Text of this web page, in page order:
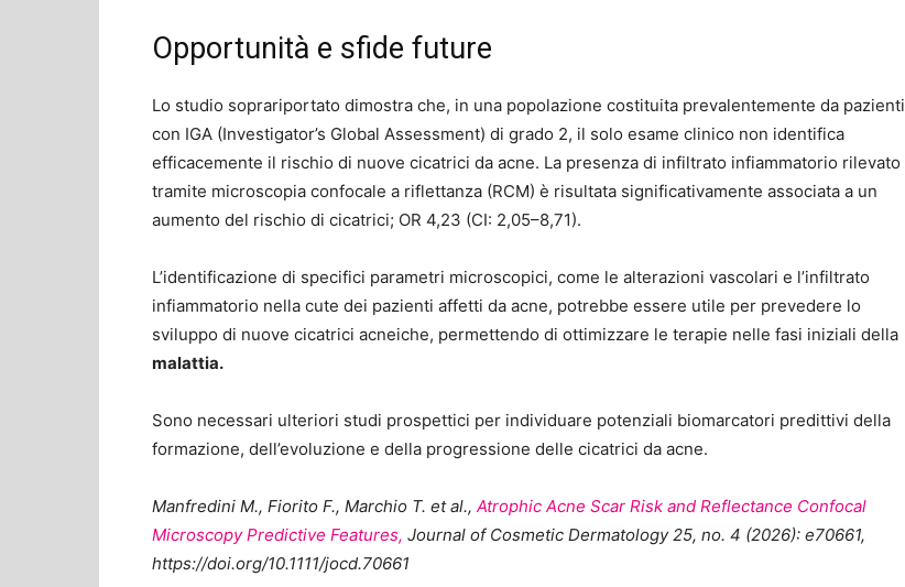
Opportunità e sfide future
Lo studio soprariportato dimostra che, in una popolazione costituita prevalentemente da pazienti
con IGA (Investigator’s Global Assessment) di grado 2, il solo esame clinico non identifica
efficacemente il rischio di nuove cicatrici da acne. La presenza di infiltrato infiammatorio rilevato
tramite microscopia confocale a riflettanza (RCM) è risultata significativamente associata a un
aumento del rischio di cicatrici; OR 4,23 (CI: 2,05–8,71).
L’identificazione di specifici parametri microscopici, come le alterazioni vascolari e l’infiltrato
infiammatorio nella cute dei pazienti affetti da acne, potrebbe essere utile per prevedere lo
sviluppo di nuove cicatrici acneiche, permettendo di ottimizzare le terapie nelle fasi iniziali della
malattia.
Sono necessari ulteriori studi prospettici per individuare potenziali biomarcatori predittivi della
formazione, dell’evoluzione e della progressione delle cicatrici da acne.
Manfredini M., Fiorito F., Marchio T. et al., Atrophic Acne Scar Risk and Reflectance Confocal
Microscopy Predictive Features, Journal of Cosmetic Dermatology 25, no. 4 (2026): e70661,
https://doi.org/10.1111/jocd.70661